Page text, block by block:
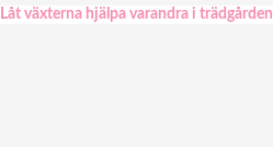
Låt växterna hjälpa varandra i trädgården